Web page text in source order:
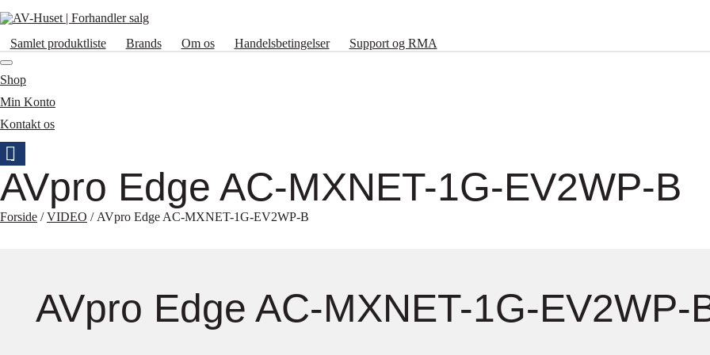
Samlet produktliste Brands Om os Handelsbetingelser Support og RMA
Shop
Min Konto
Kontakt os
AVpro Edge AC-MXNET-1G-EV2WP-B
Forside /VIDEO / AVpro Edge AC-MXNET-1G-EV2WP-B
AVpro Edge AC-MXNET-1G-EV2WP-